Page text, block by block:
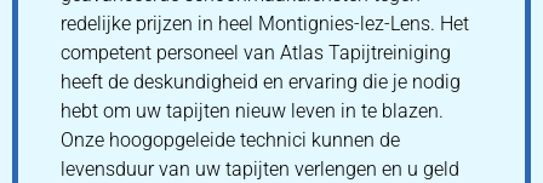
redelijke prijzen in heel Montignies-lez-Lens. Het
competent personeel van Atlas Tapijtreiniging
heeft de deskundigheid en ervaring die je nodig
hebt om uw tapijten nieuw leven in te blazen.
Onze hoogopgeleide technici kunnen de
levensduur van uw tapijten verlengen en u geld